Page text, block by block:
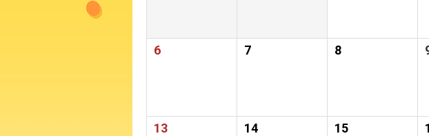
6 7 8
13 14 15